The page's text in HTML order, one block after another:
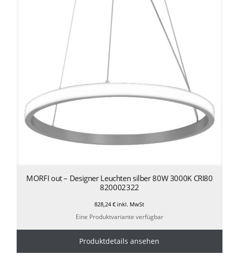
MORFI out – Designer Leuchten silber 80W 3000K CRI80
820002322
828,24€ inkl. MwSt
Eine Produktvariante verfügbar
Produktdetails ansehen